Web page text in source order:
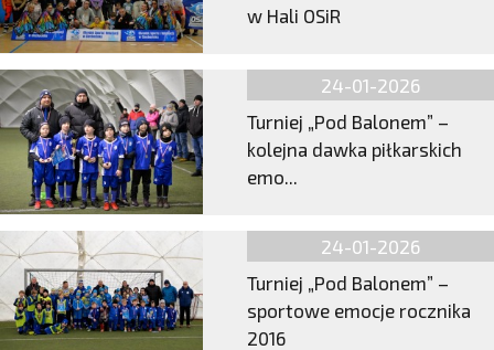
w Hali OSiR
24-01-2026
Turniej „Pod Balonem” –
kolejna dawka piłkarskich
emo...
24-01-2026
Turniej „Pod Balonem” –
sportowe emocje rocznika
2016